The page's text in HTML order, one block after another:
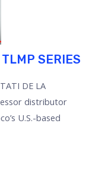
SERIES
DE LA
distributor
U.S.-based